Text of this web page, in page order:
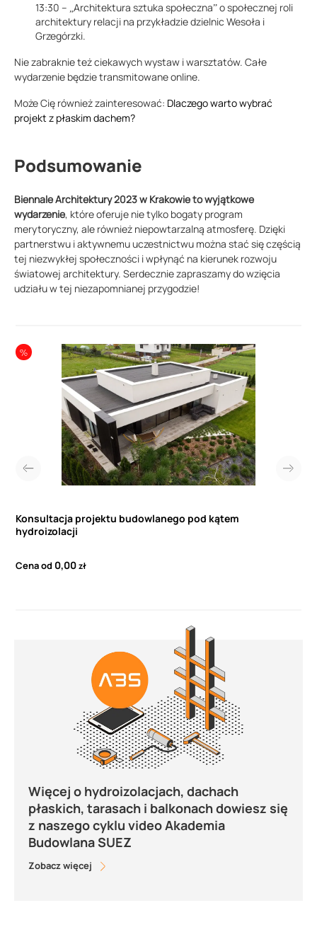
13:30 – „Architektura sztuka społeczna” o społecznej roli
architektury relacji na przykładzie dzielnic Wesoła i
Grzegórzki.
Nie zabraknie też ciekawych wystaw i warsztatów. Całe
wydarzenie będzie transmitowane online.
Może Cię również zainteresować: Dlaczego warto wybrać
projekt z płaskim dachem?
Podsumowanie
Biennale Architektury 2023 w Krakowie to wyjątkowe
wydarzenie, które oferuje nie tylko bogaty program
merytoryczny, ale również niepowtarzalną atmosferę. Dzięki
partnerstwu i aktywnemu uczestnictwu można stać się częścią
tej niezwykłej społeczności i wpłynąć na kierunek rozwoju
światowej architektury. Serdecznie zapraszamy do wzięcia
udziału w tej niezapomnianej przygodzie!
Konsultacja projektu budowlanego pod kątem
hydroizolacji
Cena od 0,00zł
Więcej o hydroizolacjach, dachach
płaskich, tarasach i balkonach dowiesz się
z naszego cyklu video Akademia
Budowlana SUEZ
Zobacz więcej